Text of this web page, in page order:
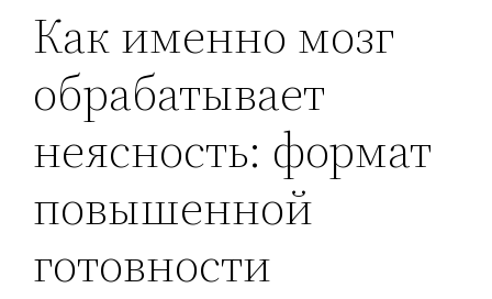
Как именно мозг
обрабатывает
неясность: формат
повышенной
готовности